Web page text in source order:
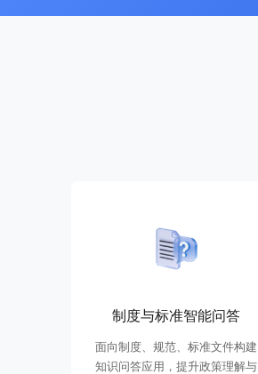
制度与标准智能问答
面向制度、规范、标准文件构建
知识问答应用，提升政策理解与